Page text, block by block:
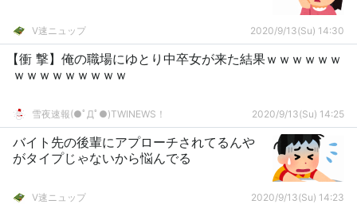
V速ニュップ 2020/9/13(Su) 14:30
【衝 撃】俺の職場にゆとり中卒女が来た結果ｗｗｗｗｗｗ
ｗｗｗｗｗｗｗｗｗ
雪夜速報(●ﾟДﾟ●)TWINEWS！ 2020/9/13(Su) 14:25
バイト先の後輩にアプローチされてるんや
がタイプじゃないから悩んでる
V速ニュップ 2020/9/13(Su) 14:23